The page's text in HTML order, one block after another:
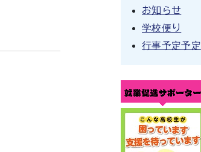
お知らせ
学校便り
行事予定予定